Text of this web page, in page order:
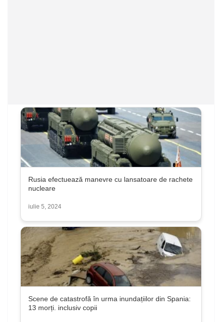
Rusia efectuează manevre cu lansatoare de rachete
nucleare
iulie 5, 2024
Scene de catastrofă în urma inundațiilor din Spania:
13 morți. inclusiv copii